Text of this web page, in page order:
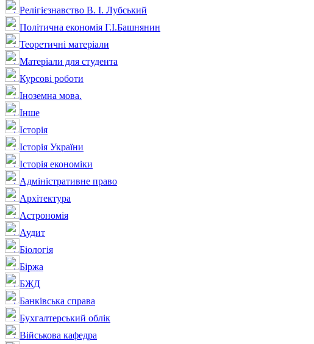
Релігієзнавство В. І. Лубський
Політична економія Г.І.Башнянин
Теоретичні матеріали
Матеріали для студента
Курсові роботи
Іноземна мова.
Інше
Історія
Історія України
Історія економіки
Адміністративне право
Архітектура
Астрономія
Аудит
Біологія
Біржа
БЖД
Банківська справа
Бухгалтерський облік
Військова кафедра